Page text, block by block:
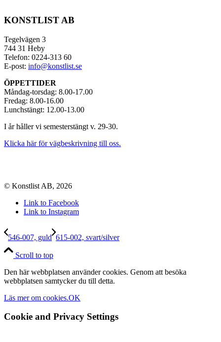
KONSTLIST AB
Tegelvägen 3
744 31 Heby
Telefon: 0224-313 60
E-post: info@konstlist.se
ÖPPETTIDER
Måndag-torsdag: 8.00-17.00
Fredag: 8.00-16.00
Lunchstängt: 12.00-13.00
I år håller vi semesterstängt v. 29-30.
Klicka här för vägbeskrivning till oss.
© Konstlist AB, 2026
Link to Facebook
Link to Instagram
546-007, guld 615-002, svart/silver
Scroll to top
Den här webbplatsen använder cookies. Genom att besöka
webbplatsen samtycker du till detta.
Läs mer om cookies.OK
Cookie and Privacy Settings